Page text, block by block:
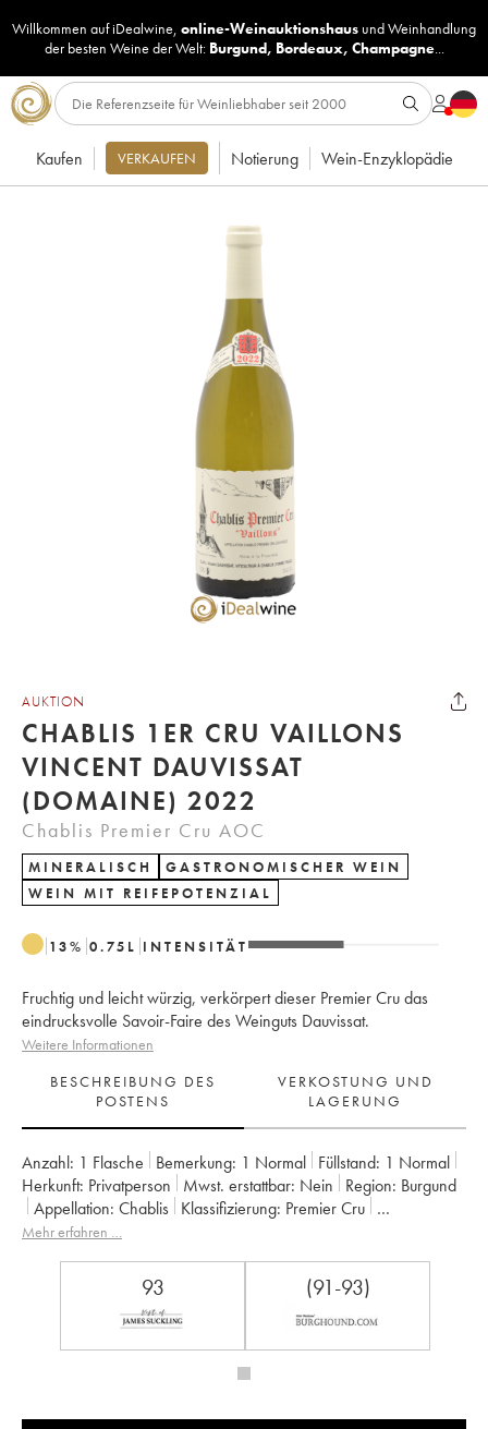
Willkommen auf iDealwine, online-Weinauktionshaus undWeinhandlung
der besten Weine der Welt: Burgund, Bordeaux, Champagne...
Kaufen VERKAUFEN Notierung Wein-Enzyklopädie
AUKTION
CHABLIS 1ER CRU VAILLONS
VINCENT DAUVISSAT
(DOMAINE) 2022
Chablis Premier Cru AOC
MINERALISCH
GASTRONOMISCHER WEIN
WEIN MIT REIFEPOTENZIAL
13% 0.75 L INTENSITÄT
Fruchtig und leicht würzig, verkörpert dieser Premier Cru das
eindrucksvolle Savoir-Faire des Weinguts Dauvissat.
Weitere Informationen
BESCHREIBUNG DES
POSTENS
VERKOSTUNG UND
LAGERUNG
Anzahl: 1 Flasche Bemerkung: 1 Normal Füllstand: 1 Normal
Herkunft:
privatperson Mwst. erstattbar: nein Region:
Burgund
Appellation:
Chablis Klassifizierung:
Premier Cru
Eigentümer:
Vincent Dauvissat (Domaine)
Mehr erfahren …
93 (91-93)